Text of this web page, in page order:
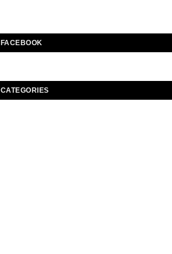
FACEBOOK
CATEGORIES